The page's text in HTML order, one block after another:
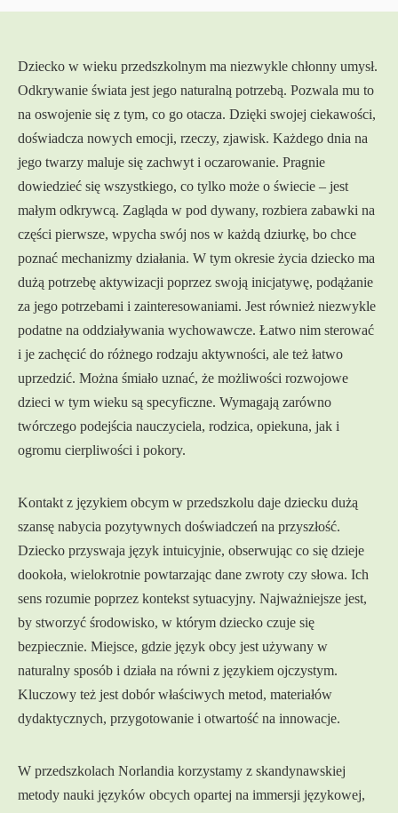
Dziecko w wieku przedszkolnym ma niezwykle chłonny umysł.
Odkrywanie świata jest jego naturalną potrzebą. Pozwala mu to
na oswojenie się z tym, co go otacza. Dzięki swojej ciekawości,
doświadcza nowych emocji, rzeczy, zjawisk. Każdego dnia na
jego twarzy maluje się zachwyt i oczarowanie. Pragnie
dowiedzieć się wszystkiego, co tylko może o świecie – jest
małym odkrywcą. Zagląda w pod dywany, rozbiera zabawki na
części pierwsze, wpycha swój nos w każdą dziurkę, bo chce
poznać mechanizmy działania. W tym okresie życia dziecko ma
dużą potrzebę aktywizacji poprzez swoją inicjatywę, podążanie
za jego potrzebami i zainteresowaniami. Jest również niezwykle
podatne na oddziaływania wychowawcze. Łatwo nim sterować
i je zachęcić do różnego rodzaju aktywności, ale też łatwo
uprzedzić. Można śmiało uznać, że możliwości rozwojowe
dzieci w tym wieku są specyficzne. Wymagają zarówno
twórczego podejścia nauczyciela, rodzica, opiekuna, jak i
ogromu cierpliwości i pokory.
Kontakt z językiem obcym w przedszkolu daje dziecku dużą
szansę nabycia pozytywnych doświadczeń na przyszłość.
Dziecko przyswaja język intuicyjnie, obserwując co się dzieje
dookoła, wielokrotnie powtarzając dane zwroty czy słowa. Ich
sens rozumie poprzez kontekst sytuacyjny. Najważniejsze jest,
by stworzyć środowisko, w którym dziecko czuje się
bezpiecznie. Miejsce, gdzie język obcy jest używany w
naturalny sposób i działa na równi z językiem ojczystym.
Kluczowy też jest dobór właściwych metod, materiałów
dydaktycznych, przygotowanie i otwartość na innowacje.
W przedszkolach Norlandia korzystamy z skandynawskiej
metody nauki języków obcych opartej na immersji językowej,